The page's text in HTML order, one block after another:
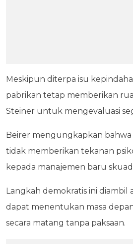
Meskipun diterpa isu
pabrikan tetap memberikan
Steiner untuk mengevaluasi
Beirer mengungkapkan bahwa
tidak memberikan tekanan
kepada manajemen baru
Langkah demokratis ini diambil
dapat menentukan masa
secara matang tanpa paksaan.